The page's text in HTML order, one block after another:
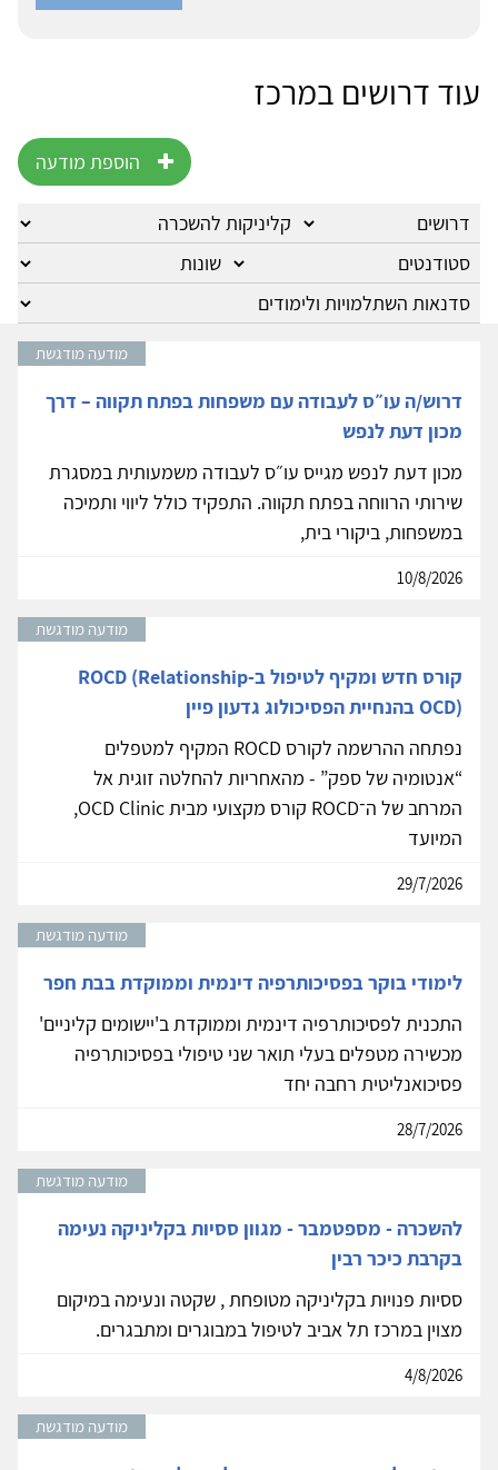
עוד דרושים במרכז
הוספת מודעה
מודעה מודגשת
דרוש/ה עו״ס לעבודה עם משפחות בפתח תקווה – דרך
מכון דעת לנפש
מכון דעת לנפש מגייס עו״ס לעבודה משמעותית במסגרת
שירותי הרווחה בפתח תקווה. התפקיד כולל ליווי ותמיכה
במשפחות, ביקורי בית,
10/8/2026
מודעה מודגשת
קורס חדש ומקיף לטיפול ב-ROCD (Relationship
OCD) בהנחיית הפסיכולוג גדעון פיין
נפתחה ההרשמה לקורס ROCD המקיף למטפלים
“אנטומיה של ספק” - מהאחריות להחלטה זוגית אל
המרחב של ה־ROCD קורס מקצועי מבית OCD Clinic,
המיועד
29/7/2026
מודעה מודגשת
לימודי בוקר בפסיכותרפיה דינמית וממוקדת בבת חפר
התכנית לפסיכותרפיה דינמית וממוקדת ב'יישומים קליניים'
מכשירה מטפלים בעלי תואר שני טיפולי בפסיכותרפיה
פסיכואנליטית רחבה יחד
28/7/2026
מודעה מודגשת
להשכרה - מספטמבר - מגוון ססיות בקליניקה נעימה
בקרבת כיכר רבין
ססיות פנויות בקליניקה מטופחת , שקטה ונעימה במיקום
מצוין במרכז תל אביב לטיפול במבוגרים ומתבגרים.
4/8/2026
מודעה מודגשת